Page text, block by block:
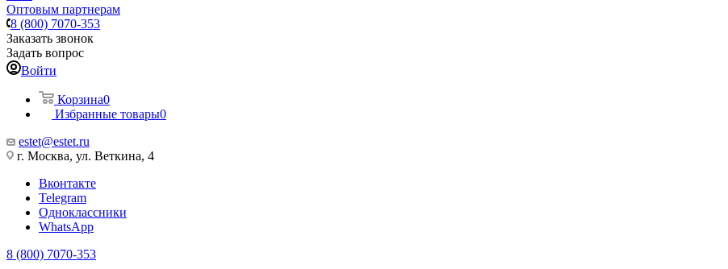
Оптовым партнерам
8 (800) 7070-353
Заказать звонок
Задать вопрос
Войти
Корзина0
Избранные товары0
estet@estet.ru
г. Москва, ул. Веткина, 4
Вконтакте
Telegram
Одноклассники
WhatsApp
8 (800) 7070-353